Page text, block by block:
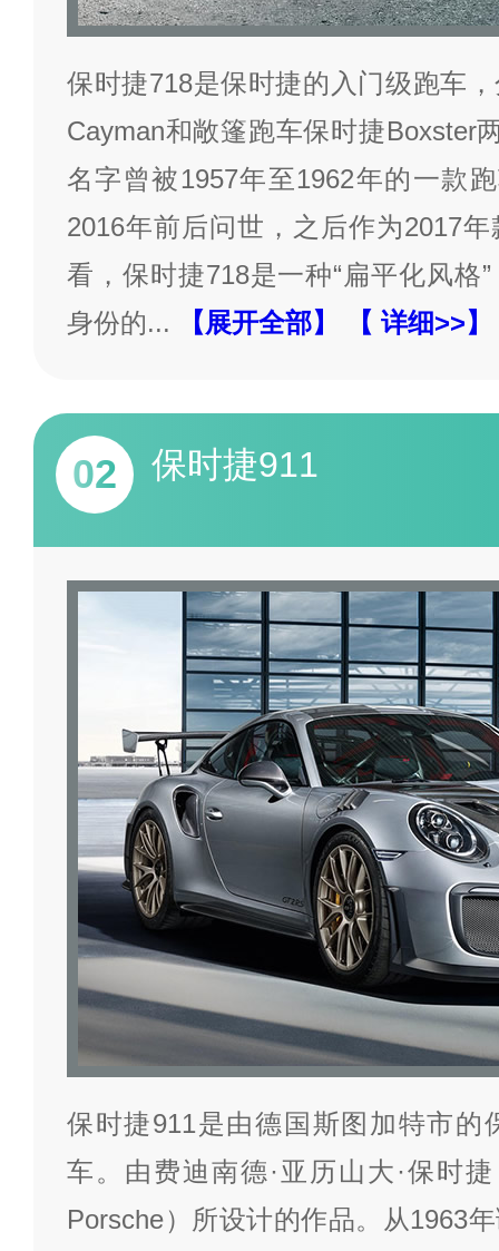
保时捷718是保时捷的入门级跑车
Cayman和敞篷跑车保时捷Boxster
名字曾被1957年至1962年的一款
2016年前后问世，之后作为2017
看，保时捷718是一种“扁平化风格
身份的... 【展开全部】 【 详细>>】
02 保时捷911
保时捷911是由德国斯图加特市的
车。由费迪南德·亚历山大·保时捷
Porsche）所设计的作品。从1963